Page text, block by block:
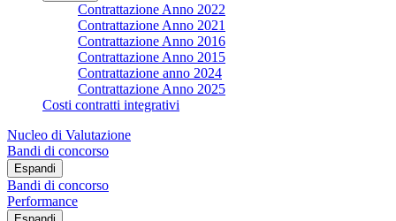
Contrattazione Anno 2022
Contrattazione Anno 2021
Contrattazione Anno 2016
Contrattazione Anno 2015
Contrattazione anno 2024
Contrattazione Anno 2025
Costi contratti integrativi
Nucleo di Valutazione
Bandi di concorso
Espandi
Bandi di concorso
Performance